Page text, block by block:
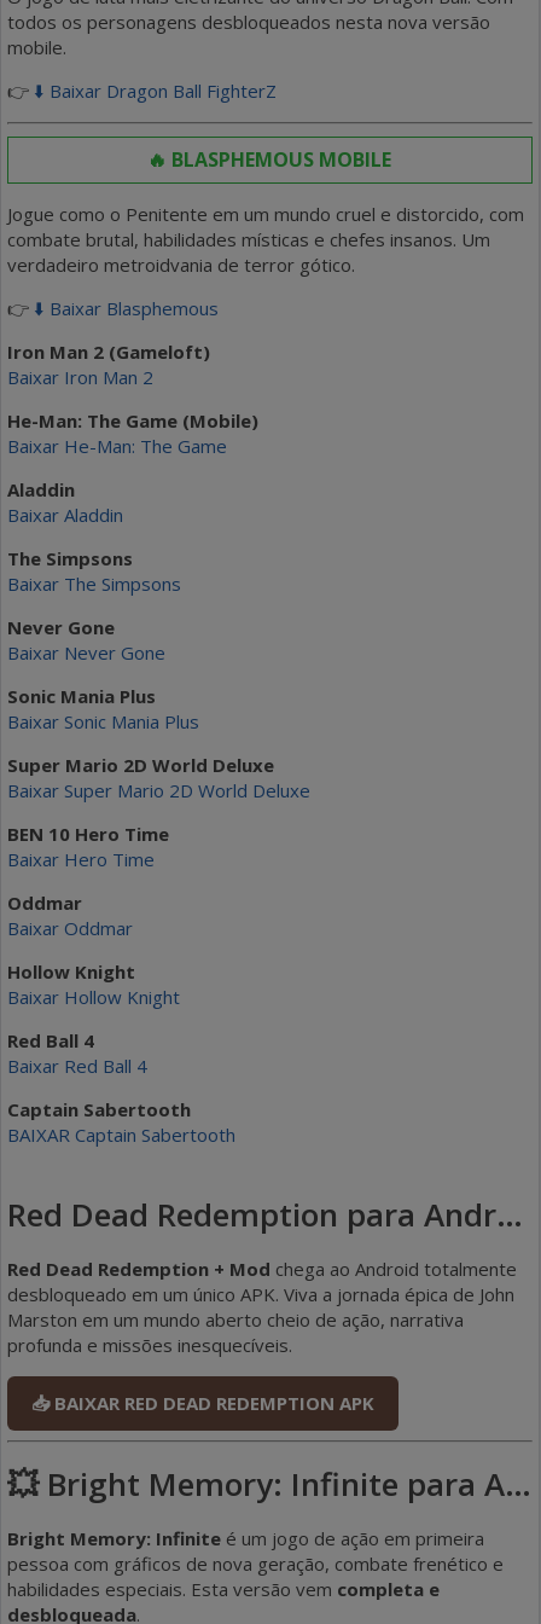
todos os personagens desbloqueados nesta nova versão
mobile.
👉 ⬇️ Baixar Dragon Ball FighterZ
🔥 BLASPHEMOUS MOBILE
Jogue como o Penitente em um mundo cruel e distorcido, com
combate brutal, habilidades místicas e chefes insanos. Um
verdadeiro metroidvania de terror gótico.
👉 ⬇️ Baixar Blasphemous
Iron Man 2 (Gameloft)
Baixar Iron Man 2
He-Man: The Game (Mobile)
Baixar He-Man: The Game
Aladdin
Baixar Aladdin
The Simpsons
Baixar The Simpsons
Never Gone
Baixar Never Gone
Sonic Mania Plus
Baixar Sonic Mania Plus
Super Mario 2D World Deluxe
Baixar Super Mario 2D World Deluxe
BEN 10 Hero Time
Baixar Hero Time
Oddmar
Baixar Oddmar
Hollow Knight
Baixar Hollow Knight
Red Ball 4
Baixar Red Ball 4
Captain Sabertooth
BAIXAR Captain Sabertooth
Red Dead Redemption para Android (Mod Completo)
Red Dead Redemption + Mod chega ao Android totalmente
desbloqueado em um único APK. Viva a jornada épica de John
Marston em um mundo aberto cheio de ação, narrativa
profunda e missões inesquecíveis.
📥 BAIXAR RED DEAD REDEMPTION APK
💥 Bright Memory: Infinite para Android (Desbloqueado)
Bright Memory: Infinite é um jogo de ação em primeira
pessoa com gráficos de nova geração, combate frenético e
habilidades especiais. Esta versão vem completa e
desbloqueada.